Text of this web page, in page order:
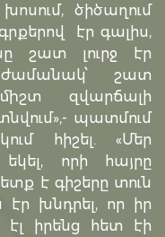
ծիծաղում
էր գալիս,
շատ լուրջ էր
ժամանակ՝ շատ
զվարճալի
պատմում
հիշել. «Մեր
որի հայրը
է գիշերը տուն
խնդրել, որ իր
իրենց հետ էի